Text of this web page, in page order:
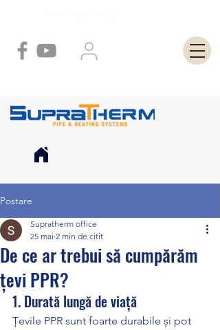
Postare
De ce ar trebui să cumpărăm
țevi PPR?
Supratherm office
25 mai 2 min de citit
1. Durată lungă de viață
Țevile PPR sunt foarte durabile și pot